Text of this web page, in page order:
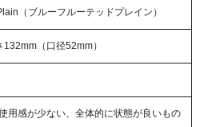
（ブルーフルーテッドプレイン）
（口径52mm）
用感が少ない、全体的に状態が良いもの